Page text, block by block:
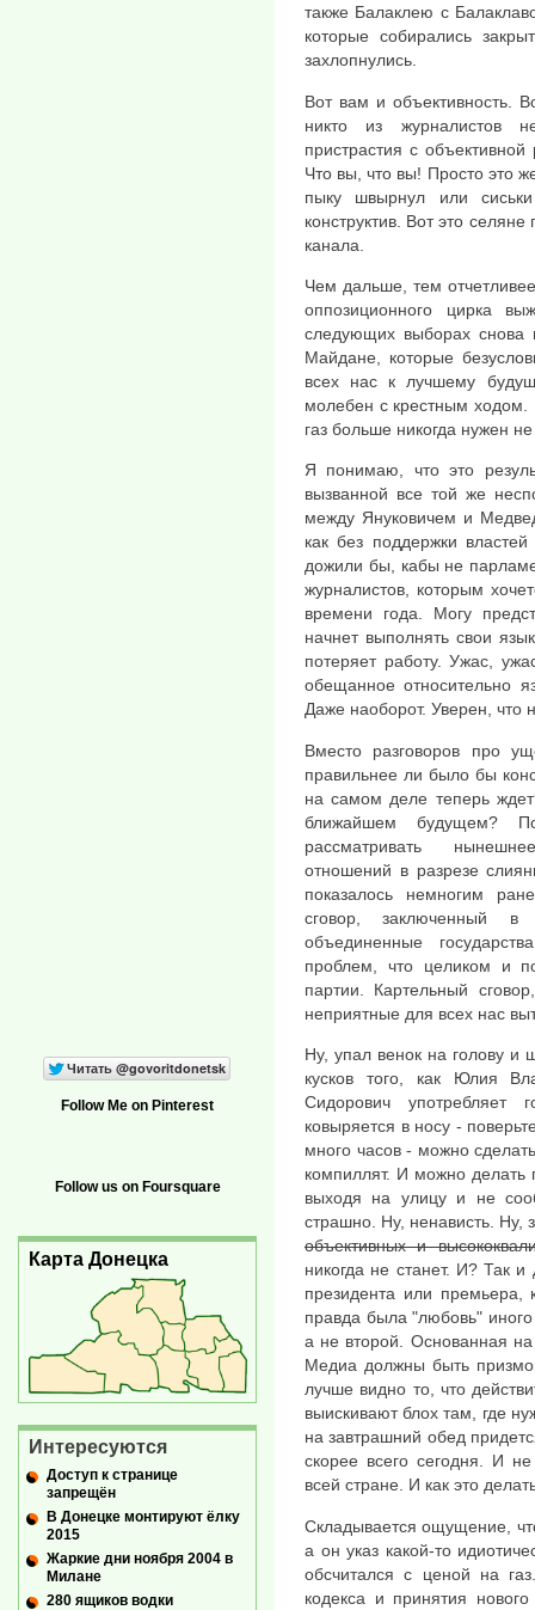
также Балаклею с
которые собирались
захлопнулись.
Вот вам и объективность.
никто из журналистов
пристрастия с
Что вы, что вы! Просто это
пыку швырнул или
конструктив. Вот это
канала.
Чем дальше, тем
оппозиционного цирка
следующих выборах снова
Майдане, которые
всех нас к лучшему
молебен с крестным ходом.
газ больше никогда нужен
Я понимаю, что это
вызванной все той же
между Януковичем и
как без поддержки
дожили бы, кабы не
журналистов, которым
времени года. Могу
начнет выполнять свои
потеряет работу. Ужас,
обещанное относительно
Даже наоборот. Уверен, что
Вместо разговоров про
правильнее ли было бы
на самом деле теперь
ближайшем будущем?
рассматривать
отношений в разрезе
показалось немногим
сговор, заключенный в
объединенные
проблем, что целиком и
партии. Картельный
неприятные для всех нас
Ну, упал венок на голову и
кусков того, как Юлия
Сидорович употребляет
ковыряется в носу -
много часов - можно
компиллят. И можно
выходя на улицу и не
страшно. Ну, ненависть. Ну,
объективных и
никогда не станет. И? Так
президента или
правда была "любовь"
а не второй. Основанная
Медиа должны быть
лучше видно то, что
выискивают блох там, где
на завтрашний обед
скорее всего сегодня. И
всей стране. И как это
Складывается ощущение,
а он указ какой-то
обсчитался с ценой на
кодекса и принятия
Follow Me on Pinterest
Follow us on Foursquare
Карта Донецка
Интересуются
Доступ к странице
запрещён
В Донецке монтируют ёлку
2015
Жаркие дни ноября 2004 в
Милане
280 ящиков водки